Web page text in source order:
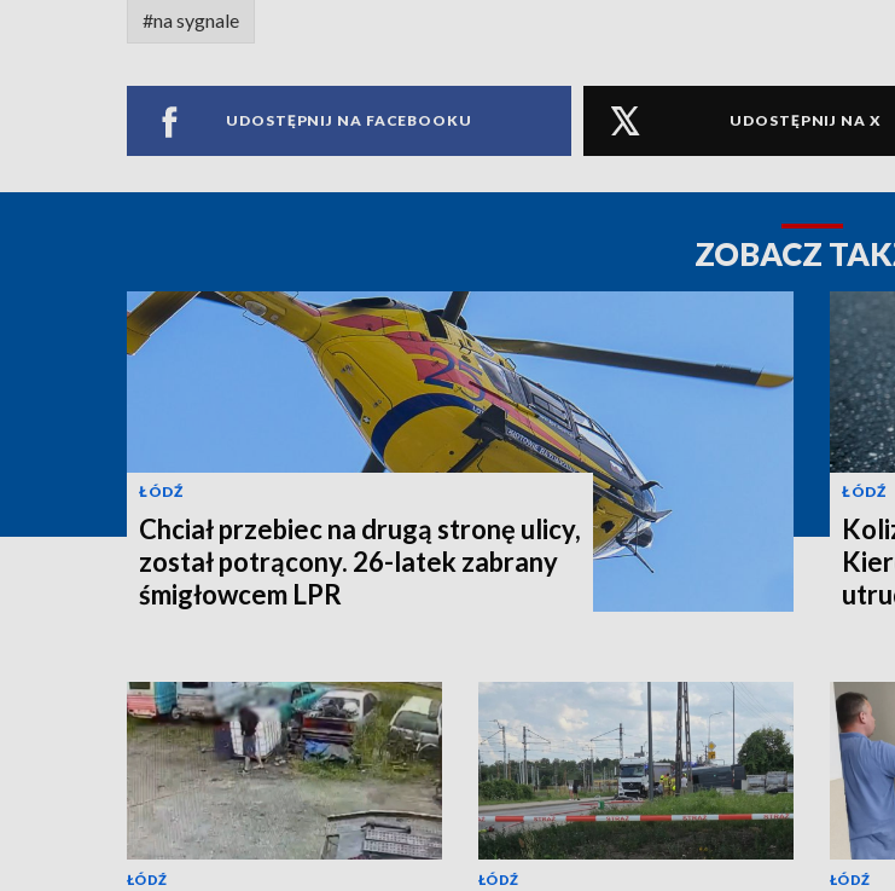
#na sygnale
UDOSTĘPNIJ NA FACEBOOKU UDOSTĘPNIJ NA X
ZOBACZ
ŁÓDŹ
Chciał przebiec na drugą stronę ulicy,
został potrącony. 26-latek zabrany
śmigłowcem LPR
ŁÓDŹ
ŁÓDŹ ŁÓDŹ ŁÓDŹ